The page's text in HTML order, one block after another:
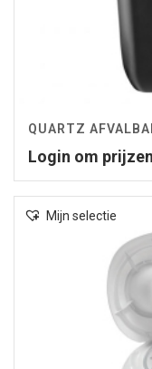
QUARTZ
Login om
Mijn selectie